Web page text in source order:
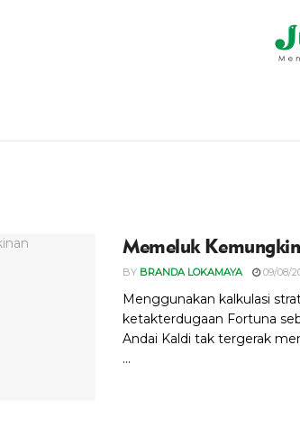
Memeluk
BY BRANDA LOKAMAYA 09/08/
Menggunakan kalkulasi
ketakterdugaan Fortuna
Andai Kaldi tak tergerak
...